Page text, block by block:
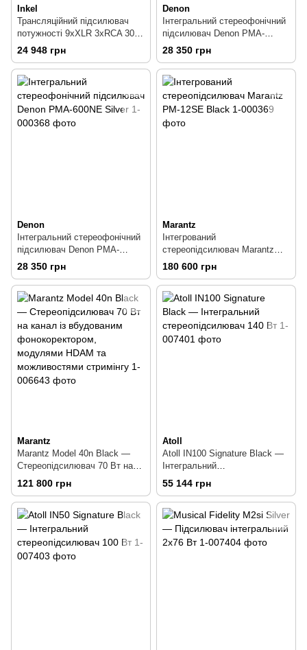
Inkel
Трансляційний підсилювач
потужності 9xXLR 3xRCA 30 –
20000 Гц 2 канали Inkel IPP-
24 948 грн
Denon
Інтегральний стереофонічний
підсилювач Denon PMA-
600NE Black
28 350 грн
Denon
Інтегральний стереофонічний
підсилювач Denon PMA-
600NE Silver
28 350 грн
Marantz
Інтегрований
стереопідсилювач Marantz
PM-12SE Black
180 600 грн
Marantz
Marantz Model 40n Black —
Стереопідсилювач 70 Вт на
канал із вбудованим
фонокоректором, модулями
HDAM та можливостями
стримінгу
121 800 грн
Atoll
Atoll IN100 Signature Black —
Інтегральний
стереопідсилювач 140 Вт
55 144 грн